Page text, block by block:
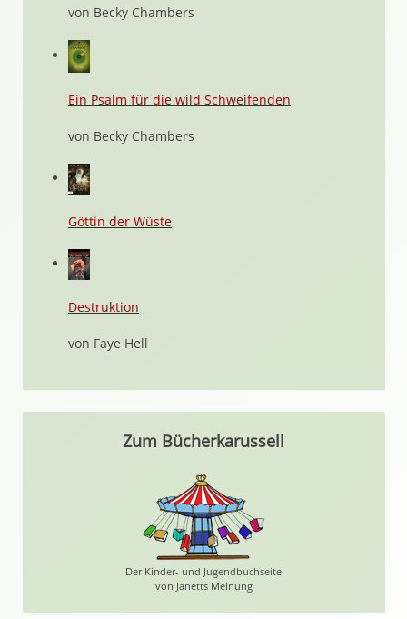
von Becky Chambers
Ein Psalm für die wild Schweifenden
von Becky Chambers
Göttin der Wüste
Destruktion
von Faye Hell
Zum Bücherkarussell
Der Kinder- und Jugendbuchseite
von Janetts Meinung